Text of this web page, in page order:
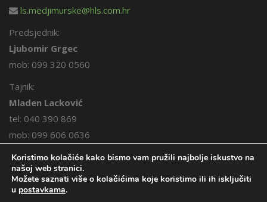
ls.medjimurske@hls.com.hr
Predsjednik:
Ljubomir Grgec
mob: 099 320 0560
Tajnik:
Mladen Lacković
tel: 040 390 869
mob: 099 606 0636
Koristimo kolačiće kako bismo vam pružili najbolje iskustvo na
našoj web stranici.
Možete saznati više o kolačićima koje koristimo ili ih isključiti
u postavkama.